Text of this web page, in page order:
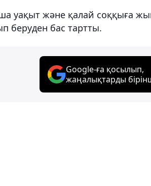
уақыт және қалай соққыға
беруден бас тартты.
Google-ға қосылып,
жаңалықтарды